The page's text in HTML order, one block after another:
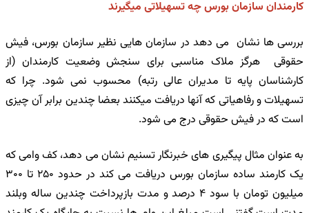
کارمندان سازمان بورس چه تسهیلاتی میگیرند
بررسی ها نشان می دهد در سازمان هایی نظیر سازمان بورس، فیش
حقوقی هرگز ملاک مناسبی برای سنجش وضعیت کارمندان (از
کارشناسان پایه تا مدیران عالی رتبه) محسوب نمی شود. چرا که
تسهیلات و رفاهیاتی که آنها دریافت میکنند بعضا چندین برابر آن چیزی
است که در فیش حقوقی درج می شود.
به عنوان مثال پیگیری های خبرنگار تسنیم نشان می دهد، کف وامی که
یک کارمند ساده سازمان بورس دریافت می کند در حدود ۲۵۰ تا ۳۰۰
میلیون تومان با سود ۴ درصد و مدت بازپرداخت چندین ساله وبلند